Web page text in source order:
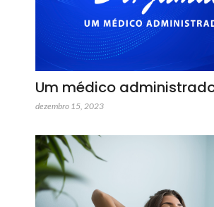
Um médico
dezembro 15, 2023